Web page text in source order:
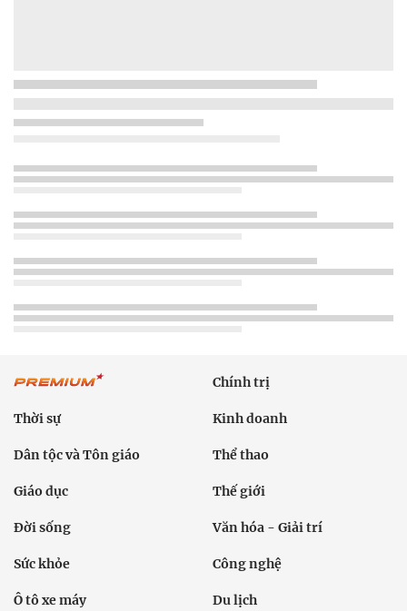
Chính trị
Thời sự Kinh doanh
Dân tộc và Tôn giáo Thể thao
Giáo dục Thế giới
Đời sống Văn hóa - Giải trí
Sức khỏe Công nghệ
Ô tô xe máy Du lịch